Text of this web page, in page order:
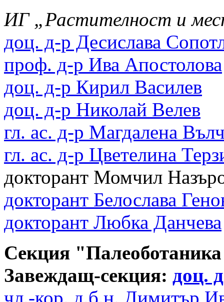
ИГ „Растителност и
доц. д-р Десислава
проф. д-р Ива Апостолова
доц. д-р Кирил Василев
доц. д-р Николай Велев
гл. ас. д-р Магдалена
гл. ас. д-р Цветелина
докторант Момчил
докторант Белослава
докторант Любка Данчева
Секция
Завеждащ-секция: доц.
чл.-кор. д.б.н. Димитър